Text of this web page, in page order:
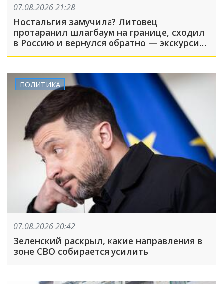
07.08.2026 21:28
Ностальгия замучила? Литовец
протаранил шлагбаум на границе, сходил
в Россию и вернулся обратно — экскурсия
вышла недолгой
ПОЛИТИКА
07.08.2026 20:42
Зеленский раскрыл, какие направления в
зоне СВО собирается усилить